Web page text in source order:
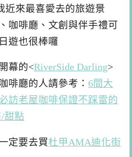
近來最喜愛去的旅遊景
咖啡廳、文創與伴手禮可
遊也很棒囉
幕的<RiverSide Darling>
啡廳的人請參考： 6間大
訪老屋咖啡保證不踩雷的
甜點
定要去買杜甲AMA迪化街